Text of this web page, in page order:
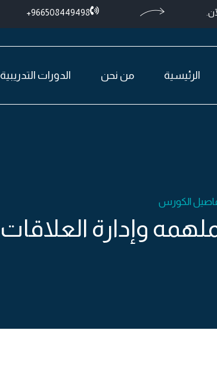
966508449498+
الرئيسية من نحن الدورات التدريبية
الكورس
وإدارة العلاقات